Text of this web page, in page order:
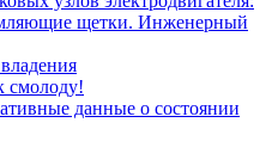
щетки. Инженерный
смолоду!
данные о состоянии